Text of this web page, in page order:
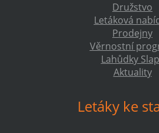
Družstvo
Letáková
Prodejny
Věrnostní
Lahůdky
Aktuality
Letáky ke